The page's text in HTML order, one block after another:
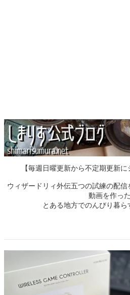
【毎週日曜更新から不定期更新に
ウィザードリィ外伝五つの試練の配
動画を作っ
とある地方でのんびり暮